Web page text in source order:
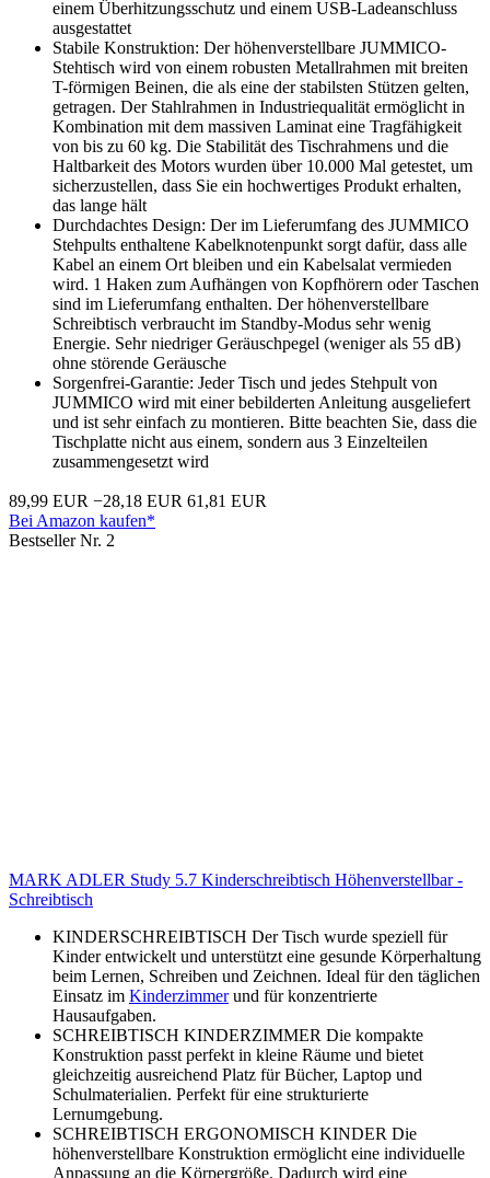
einem Überhitzungsschutz und einem USB-Ladeanschluss
ausgestattet
Stabile Konstruktion: Der höhenverstellbare JUMMICO-
Stehtisch wird von einem robusten Metallrahmen mit breiten
T-förmigen Beinen, die als eine der stabilsten Stützen gelten,
getragen. Der Stahlrahmen in Industriequalität ermöglicht in
Kombination mit dem massiven Laminat eine Tragfähigkeit
von bis zu 60 kg. Die Stabilität des Tischrahmens und die
Haltbarkeit des Motors wurden über 10.000 Mal getestet, um
sicherzustellen, dass Sie ein hochwertiges Produkt erhalten,
das lange hält
Durchdachtes Design: Der im Lieferumfang des JUMMICO
Stehpults enthaltene Kabelknotenpunkt sorgt dafür, dass alle
Kabel an einem Ort bleiben und ein Kabelsalat vermieden
wird. 1 Haken zum Aufhängen von Kopfhörern oder Taschen
sind im Lieferumfang enthalten. Der höhenverstellbare
Schreibtisch verbraucht im Standby-Modus sehr wenig
Energie. Sehr niedriger Geräuschpegel (weniger als 55 dB)
ohne störende Geräusche
Sorgenfrei-Garantie: Jeder Tisch und jedes Stehpult von
JUMMICO wird mit einer bebilderten Anleitung ausgeliefert
und ist sehr einfach zu montieren. Bitte beachten Sie, dass die
Tischplatte nicht aus einem, sondern aus 3 Einzelteilen
zusammengesetzt wird
89,99 EUR −28,18 EUR 61,81 EUR
Bei Amazon kaufen*
Bestseller Nr. 2
MARK ADLER Study 5.7 Kinderschreibtisch Höhenverstellbar -
Schreibtisch
KINDERSCHREIBTISCH Der Tisch wurde speziell für
Kinder entwickelt und unterstützt eine gesunde Körperhaltung
beim Lernen, Schreiben und Zeichnen. Ideal für den täglichen
Einsatz im Kinderzimmerund für konzentrierte
Hausaufgaben.
SCHREIBTISCH KINDERZIMMER Die kompakte
Konstruktion passt perfekt in kleine Räume und bietet
gleichzeitig ausreichend Platz für Bücher, Laptop und
Schulmaterialien. Perfekt für eine strukturierte
Lernumgebung.
SCHREIBTISCH ERGONOMISCH KINDER Die
höhenverstellbare Konstruktion ermöglicht eine individuelle
Anpassung an die Körpergröße. Dadurch wird eine